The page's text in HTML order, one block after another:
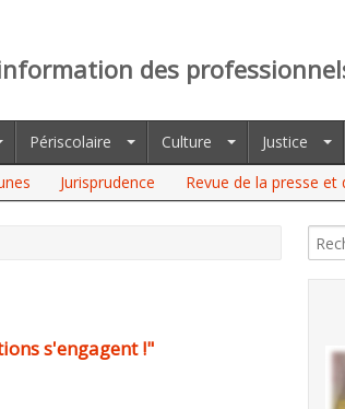
des
Périscolaire Culture Justice
Jurisprudence Revue de la presse et
s'engagent !"